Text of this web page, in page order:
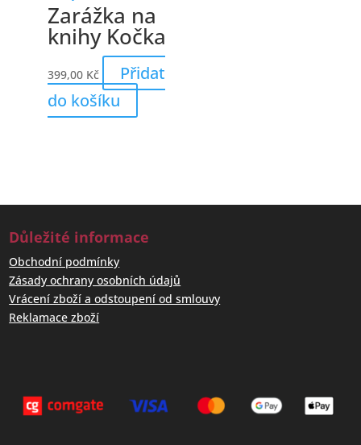
Zarážka na
knihy Kočka
399,00 Kč
Přidat
do košíku
Důležité informace
Obchodní podmínky
Zásady ochrany osobních údajů
Vrácení zboží a odstoupení od smlouvy
Reklamace zboží